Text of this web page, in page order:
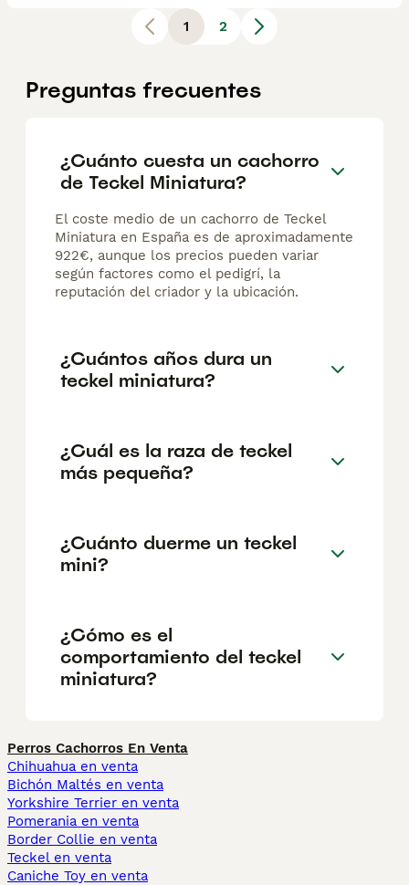
1 2
Preguntas frecuentes
¿Cuánto cuesta un cachorro
de Teckel Miniatura?
El coste medio de un cachorro de Teckel
Miniatura en España es de aproximadamente
922€, aunque los precios pueden variar
según factores como el pedigrí, la
reputación del criador y la ubicación.
¿Cuántos años dura un
teckel miniatura?
¿Cuál es la raza de teckel
más pequeña?
¿Cuánto duerme un teckel
mini?
¿Cómo es el
comportamiento del teckel
miniatura?
Perros Cachorros En Venta
Chihuahua en venta
Bichón Maltés en venta
Yorkshire Terrier en venta
Pomerania en venta
Border Collie en venta
Teckel en venta
Caniche Toy en venta